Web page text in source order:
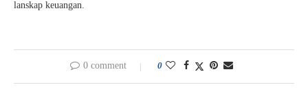
lanskap keuangan.
0 comment 0